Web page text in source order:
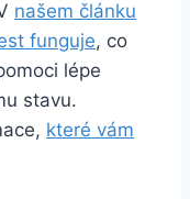
našem článku
funguje, co
lépe
stavu.
které vám